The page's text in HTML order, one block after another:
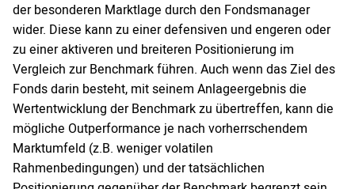
der besonderen Marktlage durch den Fondsmanager
wider. Diese kann zu einer defensiven und engeren oder
zu einer aktiveren und breiteren Positionierung im
Vergleich zur Benchmark führen. Auch wenn das Ziel des
Fonds darin besteht, mit seinem Anlageergebnis die
Wertentwicklung der Benchmark zu übertreffen, kann die
mögliche Outperformance je nach vorherrschendem
Marktumfeld (z.B. weniger volatilen
Rahmenbedingungen) und der tatsächlichen